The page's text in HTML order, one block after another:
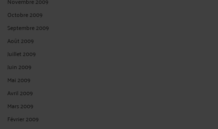
Février 2024
Janvier 2024
Décembre 2023
Novembre 2023
Octobre 2023
Septembre 2023
Juin 2023
Mai 2023
Avril 2023
Mars 2023